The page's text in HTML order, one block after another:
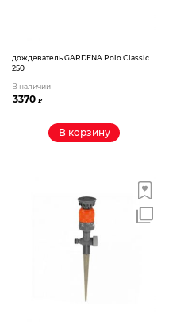
дождеватель GARDENA Polo Classic
250
В наличии
3370₽
В корзину